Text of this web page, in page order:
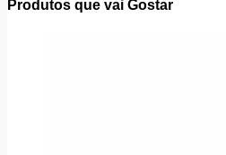
Produtos que vai Gostar